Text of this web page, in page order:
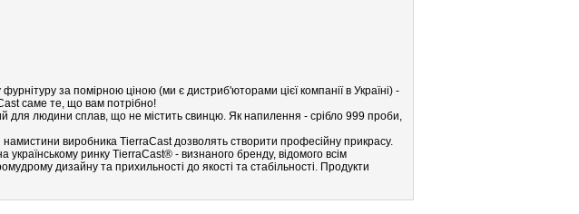
за помірною ціною (ми є дистриб'юторами цієї компанії в Україні) -
саме те, що вам потрібно!
для людини сплав, що не містить свинцю. Як напилення - срібло 999 проби,
намистини виробника TierraCast дозволять створити професійну прикрасу.
ринку TierraCast® - визнаного бренду, відомого всім
дизайну та прихильності до якості та стабільності. Продукти